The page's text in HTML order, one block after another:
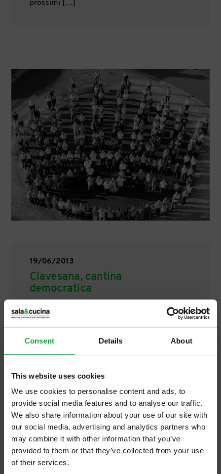
Consent Details About
This website uses cookies
We use cookies to personalise content and ads, to
provide social media features and to analyse our traffic.
We also share information about your use of our site with
our social media, advertising and analytics partners who
may combine it with other information that you’ve
provided to them or that they’ve collected from your use
of their services.
prossimi […]
19/06/2013
Clavesana, cantina
democratica
La cantina come luogo democratico trova la
sua più bella espressione a Clavesana, in
dell’imbottigliato mondiale di Dolcetto; un
vino che […]